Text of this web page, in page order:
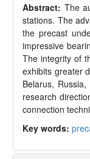
Abstract: The
stations. The
the precast
impressive
The integrity of
exhibits greater
Belarus,
research
connection
Key words: